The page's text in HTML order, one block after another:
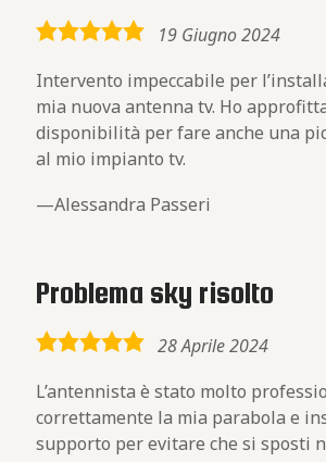
5,0
19 Giugno 2024
Intervento impeccabile per
mia nuova antenna tv. Ho
disponibilità per fare anche una
al mio impianto tv.
Alessandra Passeri
Problema sky risolto
5,0
28 Aprile 2024
L’antennista è stato molto
correttamente la mia parabola e
supporto per evitare che si sposti